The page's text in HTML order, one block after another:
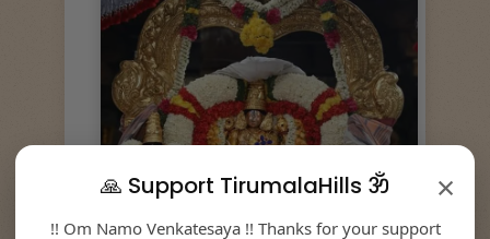
×
🙏 Support TirumalaHills ॐ
!! Om Namo Venkatesaya !! Thanks for your support